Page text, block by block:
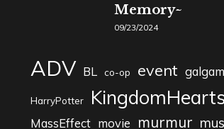
Memory~
09/23/2024
ADV BL co-op event
HarryPotter
MassEffect movie murmur